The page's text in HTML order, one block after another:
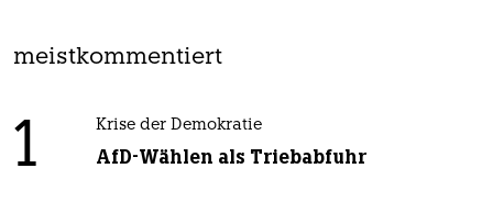
meistkommentiert
1 Krise der Demokratie
AfD-Wählen als Triebabfuhr